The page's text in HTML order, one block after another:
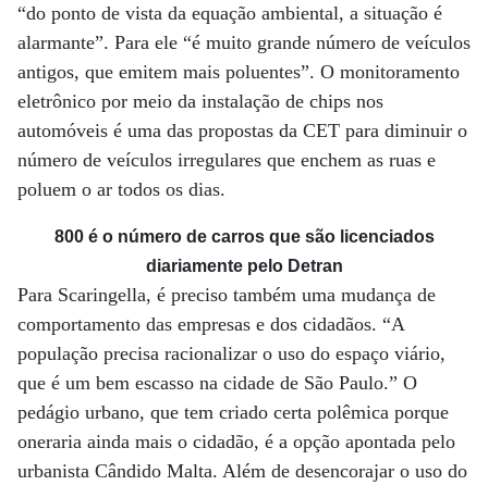
“do ponto de vista da equação ambiental, a situação é
alarmante”. Para ele “é muito grande número de veículos
antigos, que emitem mais poluentes”. O monitoramento
eletrônico por meio da instalação de chips nos
automóveis é uma das propostas da CET para diminuir o
número de veículos irregulares que enchem as ruas e
poluem o ar todos os dias.
800 é o número de carros que são licenciados
diariamente pelo Detran
Para Scaringella, é preciso também uma mudança de
comportamento das empresas e dos cidadãos. “A
população precisa racionalizar o uso do espaço viário,
que é um bem escasso na cidade de São Paulo.” O
pedágio urbano, que tem criado certa polêmica porque
oneraria ainda mais o cidadão, é a opção apontada pelo
urbanista Cândido Malta. Além de desencorajar o uso do